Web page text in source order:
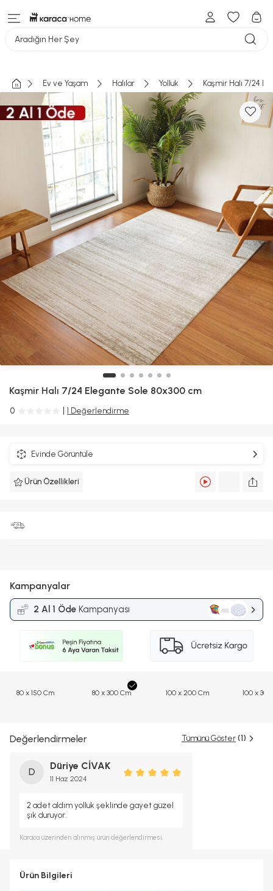
Aradığın Her Şey
Ev ve Yaşam Halılar Yolluk Kaşmir Halı 7/24
Kaşmir Halı 7/24 Elegante Sole 80x300 cm
0 1 Değerlendirme
Evinde Görüntüle
Ürün Özellikleri
Kampanyalar
2 Al 1 Öde Kampanyası
80 x 150 Cm 80 x 300 Cm 100 x 200 Cm 100 x
Değerlendirmeler Tümünü Göster (1)
D
Düriye CİVAK
11 Haz 2024
2 adet aldım yolluk şeklinde gayet güzel
şık duruyor.
Karaca üzerinden alınmış ürün değerlendirmesi.
Ürün Bilgileri